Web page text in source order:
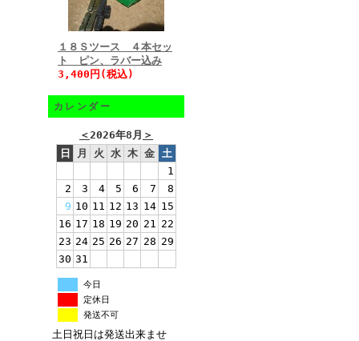
１８Ｓツース ４本セッ
ト ピン、ラバー込み
3,400円(税込)
カレンダー
＜2026年8月 ＞
日
月 火 水 木 金 土
1
2
3 4 5 6 7
8
9 10 11 12 13 14 15
16 17 18 19 20 21 22
23 24 25 26 27 28 29
30 31
今日
定休日
発送不可
土日祝日は発送出来ませ